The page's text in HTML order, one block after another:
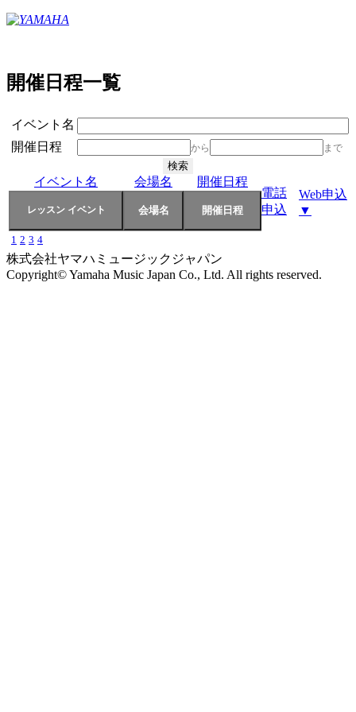
開催日程一覧
イベント名
開催日程
から まで
イベント名 会場名
開催日程
電話
申込
Web申込
▼
1 2 3 4
株式会社ヤマハミュージックジャパン
Copyright© Yamaha Music Japan Co., Ltd. All rights reserved.